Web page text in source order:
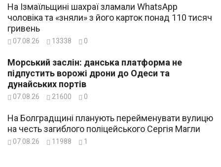
На Ізмаїльщині шахраї зламали WhatsApp
чоловіка та «зняли» з його карток понад 110 тисяч
гривень
07.08.26 13338 0
Морський заслін: данська платформа не
підпустить ворожі дрони до Одеси та
дунайських портів
07.08.26 21600 0
На Болградщині планують перейменувати вулицю
на честь загиблого поліцейського Сергія Магли
07.08.26 11988 1